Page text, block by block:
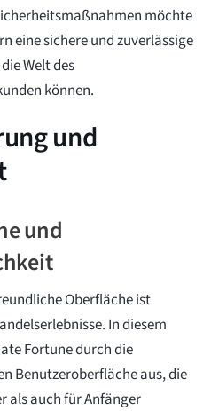
möchte
eine sichere und zuverlässige
Welt des
können.
und
und
Oberfläche ist
In diesem
Fortune durch die
Benutzeroberfläche aus, die
als auch für Anfänger